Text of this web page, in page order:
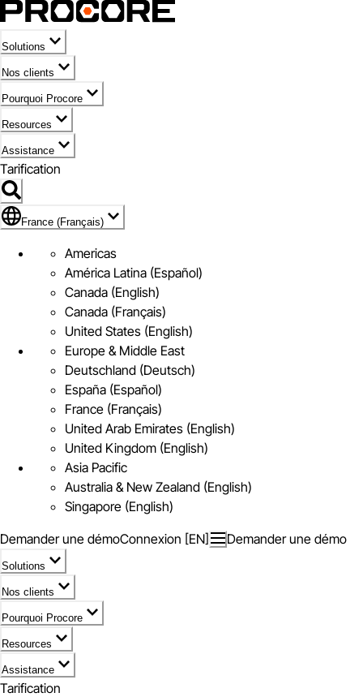
Solutions
Nos clients
Pourquoi Procore
Resources
Assistance
Tarification
Pavillon de France (Français)
France (Français)
Americas
América Latina (Español)
Canada (English)
Canada (Français)
United States (English)
Europe & Middle East
Deutschland (Deutsch)
España (Español)
France (Français)
United Arab Emirates (English)
United Kingdom (English)
Asia Pacific
Australia & New Zealand (English)
Singapore (English)
Demander une démoConnexion [EN] Demander une démo
Solutions
Nos clients
Pourquoi Procore
Resources
Assistance
Tarification